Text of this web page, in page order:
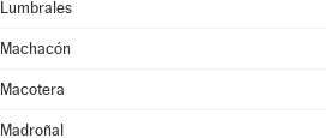
Lumbrales
Machacón
Macotera
Madroñal